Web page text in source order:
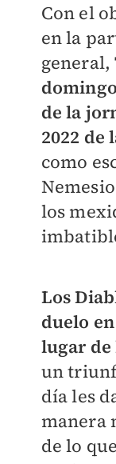
Con el
en la
general,
de la
2022 de
como
los
Los
duelo
lugar de
un
día les
manera
de lo